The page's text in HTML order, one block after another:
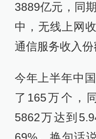
3889亿元，同
中，无线上网
通信服务收入份
今年上半年中
了165万个，
5862万达到